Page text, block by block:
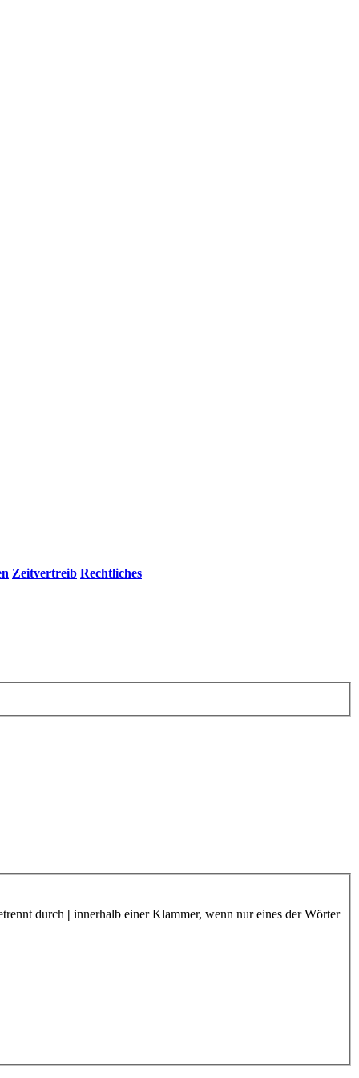
Zeitvertreib Rechtliches
durch | innerhalb einer Klammer, wenn nur eines der Wörter